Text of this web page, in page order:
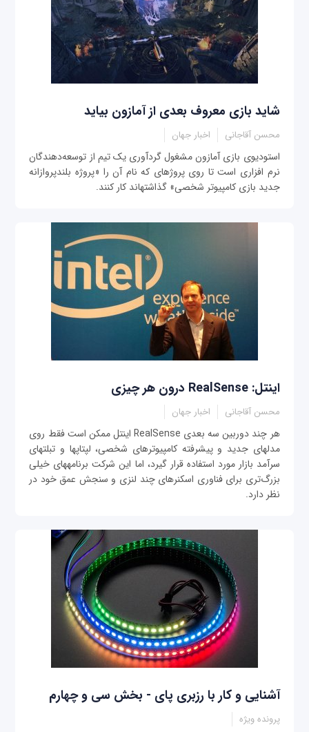
شاید بازی معروف بعدی از آمازون بیاید
محسن آقاجانی اخبار جهان
استودیوی بازی آمازون مشغول گردآوری یک تیم از توسعه‌دهندگان
نرم افزاری است تا روی پروژه‎ای که نام آن را «پروژه بلندپروازانه
جدید بازی کامپیوتر شخصی» گذاشته‎اند کار کنند.
اینتل: RealSense درون هر چيزی
محسن آقاجانی اخبار جهان
هر چند دوربين سه بعدی RealSense اینتل ممکن است فقط روی
مدل‎های جدید و پیشرفته کامپیوترهای شخصی، لپ‎تاپ‎ها و تبلت‎های
سرآمد بازار مورد استفاده قرار گيرد، اما این شركت برنامه‎های خیلی
بزرگ‌تری برای فناوری اسکنرهای چند لنزی و سنجش عمق خود در
نظر دارد.
آشنایی و کار با رزبری پای - بخش سی و چهارم
پرونده ویژه